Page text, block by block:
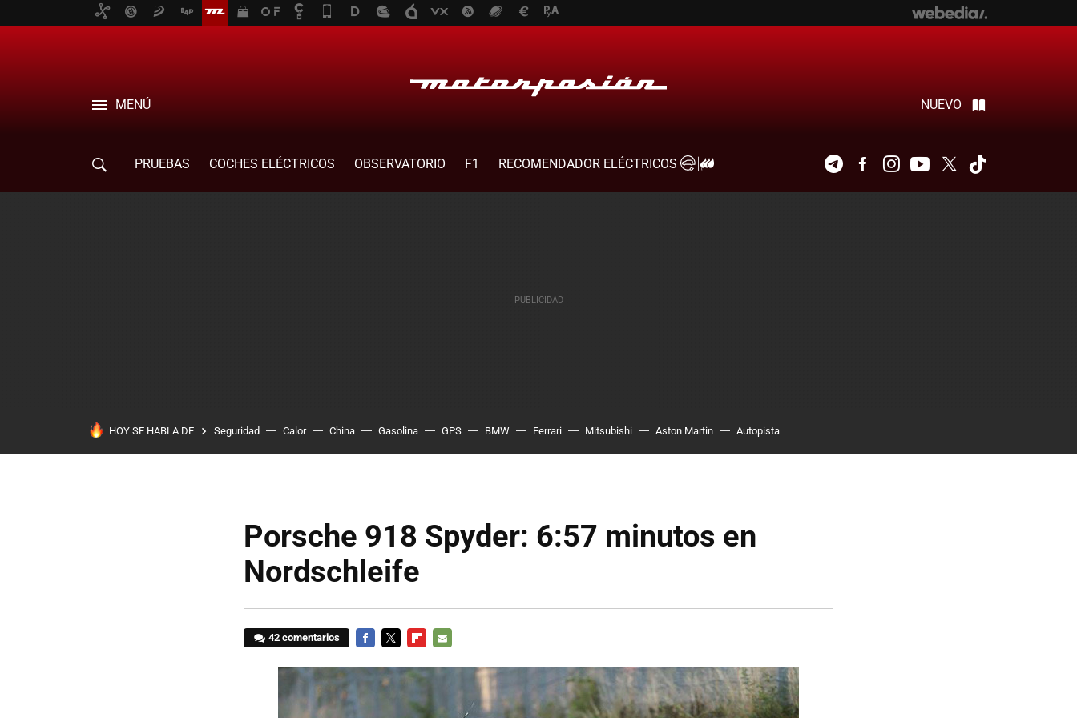
MENÚ NUEVO
PRUEBAS COCHES ELÉCTRICOS OBSERVATORIO F1
RECOMENDADOR ELÉCTRICOS
TelegramFacebookInstagramYoutubeTwitter
HOY SE HABLA DE Seguridad Calor China Gasolina GPS BMW Ferrari Mitsubishi Aston Martin Autopista
Porsche 918 Spyder: 6:57 minutos en
Nordschleife
42 comentarios
MAIL